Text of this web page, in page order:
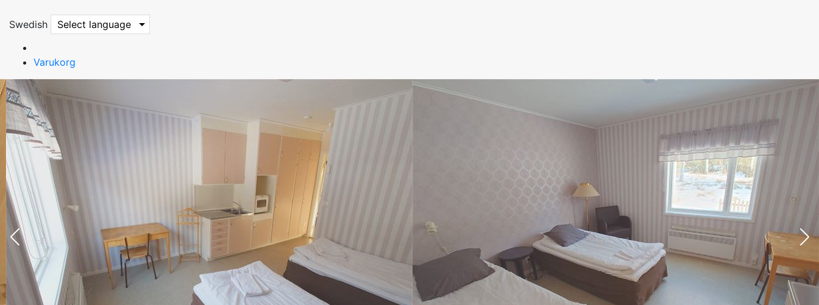
Swedish Select language
Varukorg